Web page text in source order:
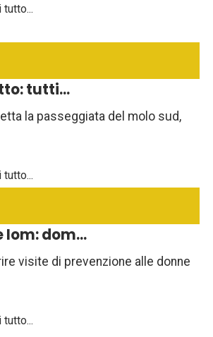
tutto...
tutti...
la passeggiata del molo sud,
tutto...
dom...
visite di prevenzione alle donne
tutto...